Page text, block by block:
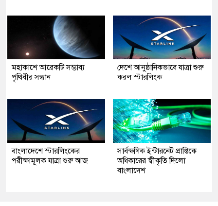
মহাকাশে আরেকটি সম্ভাব্য
পৃথিবীর সন্ধান
দেশে আনুষ্ঠানিকভাবে যাত্রা শুরু
করল স্টারলিংক
বাংলাদেশে স্টারলিংকের
পরীক্ষামূলক যাত্রা শুরু আজ
সার্বক্ষণিক ইন্টারনেট প্রাপ্তিকে
অধিকারের স্বীকৃতি দিলো
বাংলাদেশ